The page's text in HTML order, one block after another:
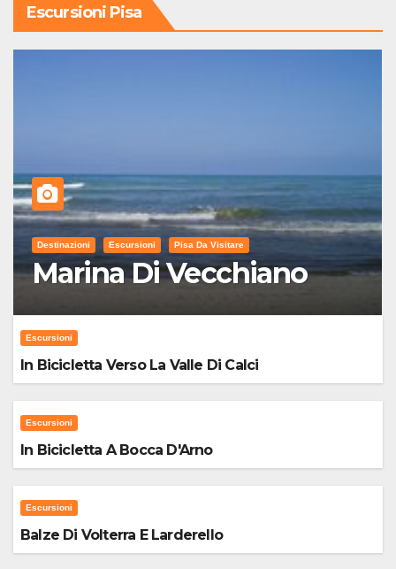
Escursioni Pisa
Destinazioni Escursioni Pisa Da Visitare
Marina Di Vecchiano
Escursioni
In Bicicletta Verso La Valle Di Calci
Escursioni
In Bicicletta A Bocca D'Arno
Escursioni
Balze Di Volterra E Larderello